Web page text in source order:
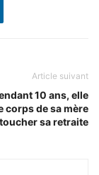
Article suivant
10 ans, elle
corps de sa mère
sa retraite